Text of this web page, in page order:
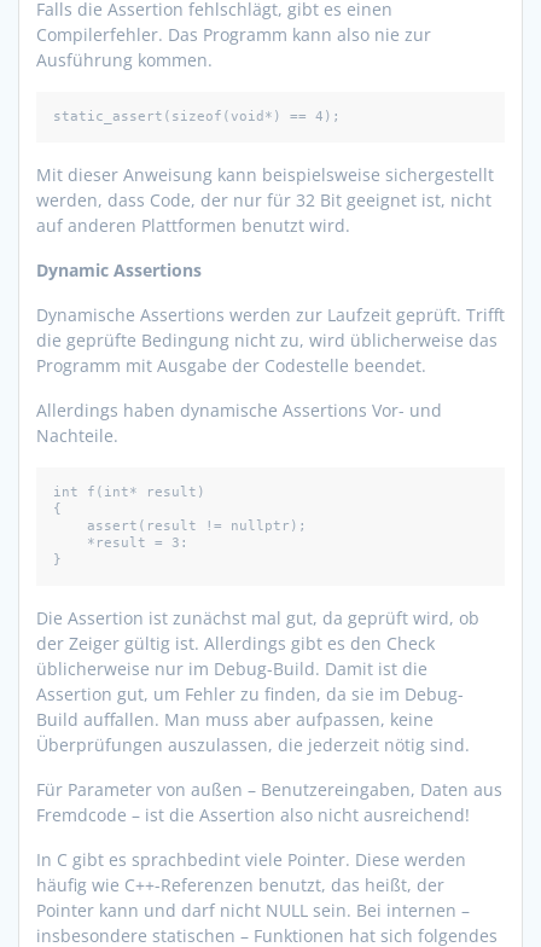
Falls die Assertion fehlschlägt, gibt es einen
Compilerfehler. Das Programm kann also nie zur
Ausführung kommen.
static_assert(sizeof(void*) == 4);
Mit dieser Anweisung kann beispielsweise sichergestellt
werden, dass Code, der nur für 32 Bit geeignet ist, nicht
auf anderen Plattformen benutzt wird.
Dynamic Assertions
Dynamische Assertions werden zur Laufzeit geprüft. Trifft
die geprüfte Bedingung nicht zu, wird üblicherweise das
Programm mit Ausgabe der Codestelle beendet.
Allerdings haben dynamische Assertions Vor- und
Nachteile.
int f(int* result)
{
}
Die Assertion ist zunächst mal gut, da geprüft wird, ob
der Zeiger gültig ist. Allerdings gibt es den Check
üblicherweise nur im Debug-Build. Damit ist die
Assertion gut, um Fehler zu finden, da sie im Debug-
Build auffallen. Man muss aber aufpassen, keine
Überprüfungen auszulassen, die jederzeit nötig sind.
Für Parameter von außen – Benutzereingaben, Daten aus
Fremdcode – ist die Assertion also nicht ausreichend!
In C gibt es sprachbedint viele Pointer. Diese werden
häufig wie C++-Referenzen benutzt, das heißt, der
Pointer kann und darf nicht NULL sein. Bei internen –
insbesondere statischen – Funktionen hat sich folgendes